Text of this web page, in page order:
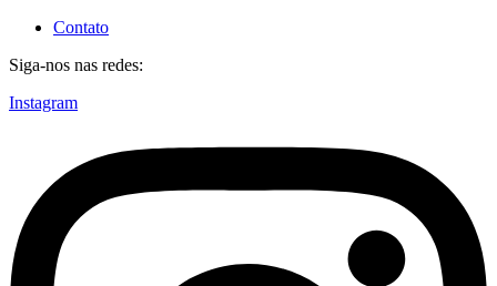
Contato
Siga-nos nas redes:
Instagram